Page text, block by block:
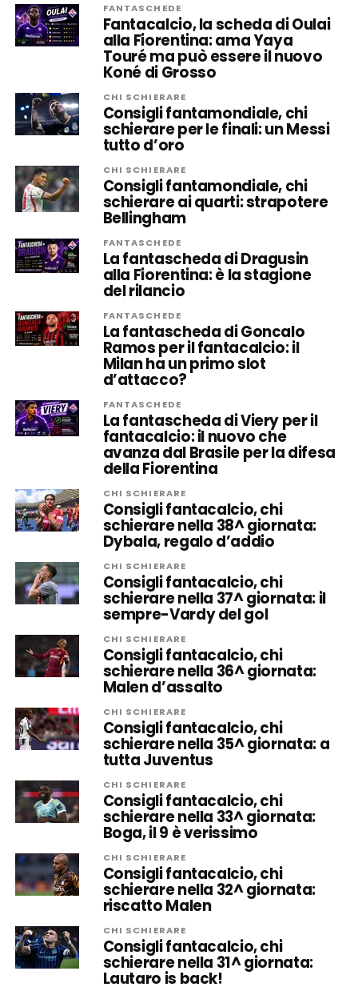
FANTASCHEDE
Fantacalcio, la scheda di Oulai
alla Fiorentina: ama Yaya
Touré ma può essere il nuovo
Koné di Grosso
CHI SCHIERARE
Consigli fantamondiale, chi
schierare per le finali: un Messi
tutto d’oro
CHI SCHIERARE
Consigli fantamondiale, chi
schierare ai quarti: strapotere
Bellingham
FANTASCHEDE
La fantascheda di Dragusin
alla Fiorentina: è la stagione
del rilancio
FANTASCHEDE
La fantascheda di Goncalo
Ramos per il fantacalcio: il
Milan ha un primo slot
d’attacco?
FANTASCHEDE
La fantascheda di Viery per il
fantacalcio: il nuovo che
avanza dal Brasile per la difesa
della Fiorentina
CHI SCHIERARE
Consigli fantacalcio, chi
schierare nella 38^ giornata:
Dybala, regalo d’addio
CHI SCHIERARE
Consigli fantacalcio, chi
schierare nella 37^ giornata: il
sempre-Vardy del gol
CHI SCHIERARE
Consigli fantacalcio, chi
schierare nella 36^ giornata:
Malen d’assalto
CHI SCHIERARE
Consigli fantacalcio, chi
schierare nella 35^ giornata: a
tutta Juventus
CHI SCHIERARE
Consigli fantacalcio, chi
schierare nella 33^ giornata:
Boga, il 9 è verissimo
CHI SCHIERARE
Consigli fantacalcio, chi
schierare nella 32^ giornata:
riscatto Malen
CHI SCHIERARE
Consigli fantacalcio, chi
schierare nella 31^ giornata:
Lautaro is back!